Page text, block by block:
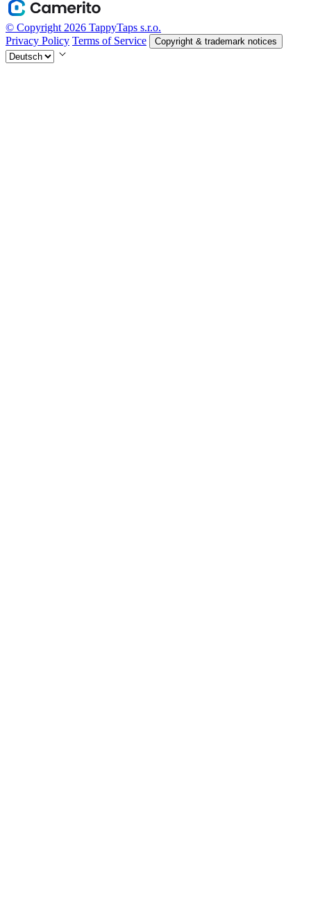
© Copyright 2026 TappyTaps s.r.o.
Privacy Policy Terms of Service Copyright & trademark notices